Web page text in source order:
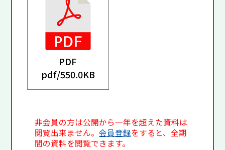
PDF
pdf/550.0KB
非会員の方は公開から一年を超えた資料は
閲覧出来ません。会員登録をすると、全期
間の資料を閲覧できます。